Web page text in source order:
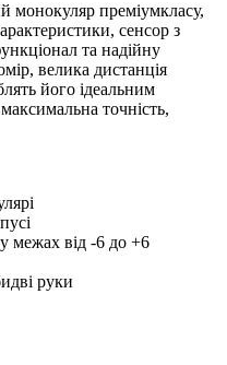
монокуляр преміумкласу,
сенсор з
та надійну
велика дистанція
його ідеальним
точність,
у межах від -6 до +6
руки